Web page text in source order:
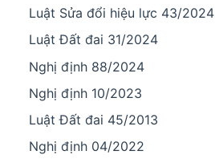
Luật Sửa đổi hiệu lực 43/2024
Luật Đất đai 31/2024
Nghị định 88/2024
Nghị định 10/2023
Luật Đất đai 45/2013
Nghị định 04/2022